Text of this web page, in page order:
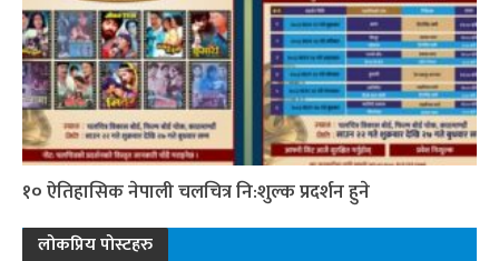
१० ऐतिहासिक नेपाली चलचित्र नि:शुल्क प्रदर्शन हुने
लोकप्रिय पोस्टहरु